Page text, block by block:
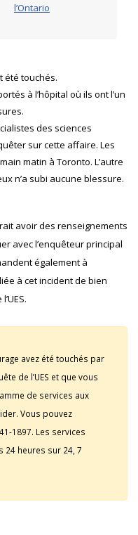
l’Ontario
été touchés.
à l’hôpital où ils ont l’un
des sciences
sur cette affaire. Les
matin à Toronto. L’autre
n’a subi aucune blessure.
avoir des renseignements
avec l’enquêteur principal
également à
à cet incident de bien
avez été touchés par
de l’UES et que vous
de services aux
Vous pouvez
1897. Les services
heures sur 24, 7